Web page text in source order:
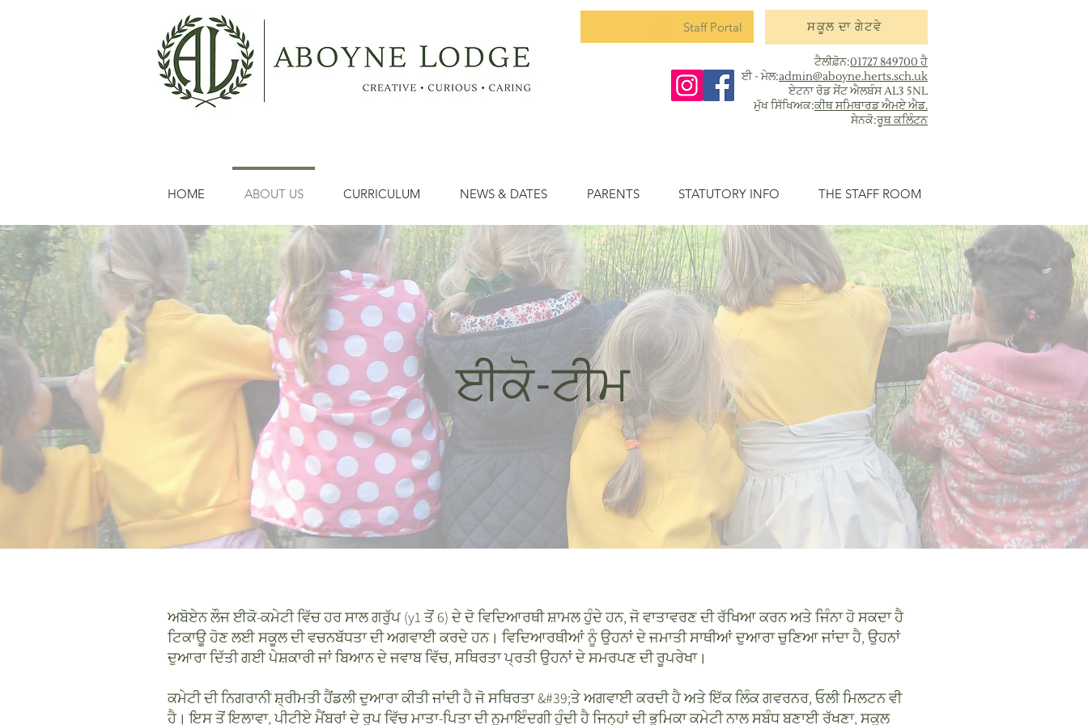
Staff Portal ਸਕੂਲ ਦਾ ਗੇਟਵੇ
ਟੈਲੀਫ਼ੋਨ:01727 849700 ਹੈ
ਈ - ਮੇਲ:admin@aboyne.herts.sch.uk
ਏਟਨਾ ਰੋਡ ਸੇਂਟ ਐਲਬੰਸ AL3 5NL
ਮੁੱਖ ਸਿੱਖਿਅਕ:ਕੀਥ ਸਮਿਥਾਰਡ ਐਮਏ ਐਡ.
ਸੇਨਕੋ:ਰੂਥ ਕਲਿੰਟਨ
HOME ABOUT US CURRICULUM NEWS & DATES PARENTS STATUTORY INFO THE STAFF ROOM
ਈਕੋ-ਟੀਮ
ਅਬੋਏਨ ਲੌਜ ਈਕੋ-ਕਮੇਟੀ ਵਿੱਚ ਹਰ ਸਾਲ ਗਰੁੱਪ (y1 ਤੋਂ 6) ਦੇ ਦੋ ਵਿਦਿਆਰਥੀ ਸ਼ਾਮਲ ਹੁੰਦੇ ਹਨ, ਜੋ ਵਾਤਾਵਰਣ ਦੀ ਰੱਖਿਆ ਕਰਨ ਅਤੇ ਜਿੰਨਾ ਹੋ ਸਕਦਾ ਹੈ
ਟਿਕਾਊ ਹੋਣ ਲਈ ਸਕੂਲ ਦੀ ਵਚਨਬੱਧਤਾ ਦੀ ਅਗਵਾਈ ਕਰਦੇ ਹਨ। ਵਿਦਿਆਰਥੀਆਂ ਨੂੰ ਉਹਨਾਂ ਦੇ ਜਮਾਤੀ ਸਾਥੀਆਂ ਦੁਆਰਾ ਚੁਣਿਆ ਜਾਂਦਾ ਹੈ, ਉਹਨਾਂ
ਦੁਆਰਾ ਦਿੱਤੀ ਗਈ ਪੇਸ਼ਕਾਰੀ ਜਾਂ ਬਿਆਨ ਦੇ ਜਵਾਬ ਵਿੱਚ, ਸਥਿਰਤਾ ਪ੍ਰਤੀ ਉਹਨਾਂ ਦੇ ਸਮਰਪਣ ਦੀ ਰੂਪਰੇਖਾ।
ਕਮੇਟੀ ਦੀ ਨਿਗਰਾਨੀ ਸ਼੍ਰੀਮਤੀ ਹੈਂਡਲੀ ਦੁਆਰਾ ਕੀਤੀ ਜਾਂਦੀ ਹੈ ਜੋ ਸਥਿਰਤਾ &#39;ਤੇ ਅਗਵਾਈ ਕਰਦੀ ਹੈ ਅਤੇ ਇੱਕ ਲਿੰਕ ਗਵਰਨਰ, ਓਲੀ ਮਿਲਟਨ ਵੀ
ਹੈ। ਇਸ ਤੋਂ ਇਲਾਵਾ, ਪੀਟੀਏ ਮੈਂਬਰਾਂ ਦੇ ਰੂਪ ਵਿੱਚ ਮਾਤਾ-ਪਿਤਾ ਦੀ ਨੁਮਾਇੰਦਗੀ ਹੁੰਦੀ ਹੈ ਜਿਨ੍ਹਾਂ ਦੀ ਭੂਮਿਕਾ ਕਮੇਟੀ ਨਾਲ ਸਬੰਧ ਬਣਾਈ ਰੱਖਣਾ, ਸਕੂਲ